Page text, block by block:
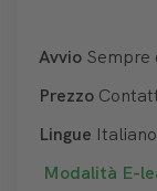
Avvio Sempre
Prezzo
Lingue
Modalità E-